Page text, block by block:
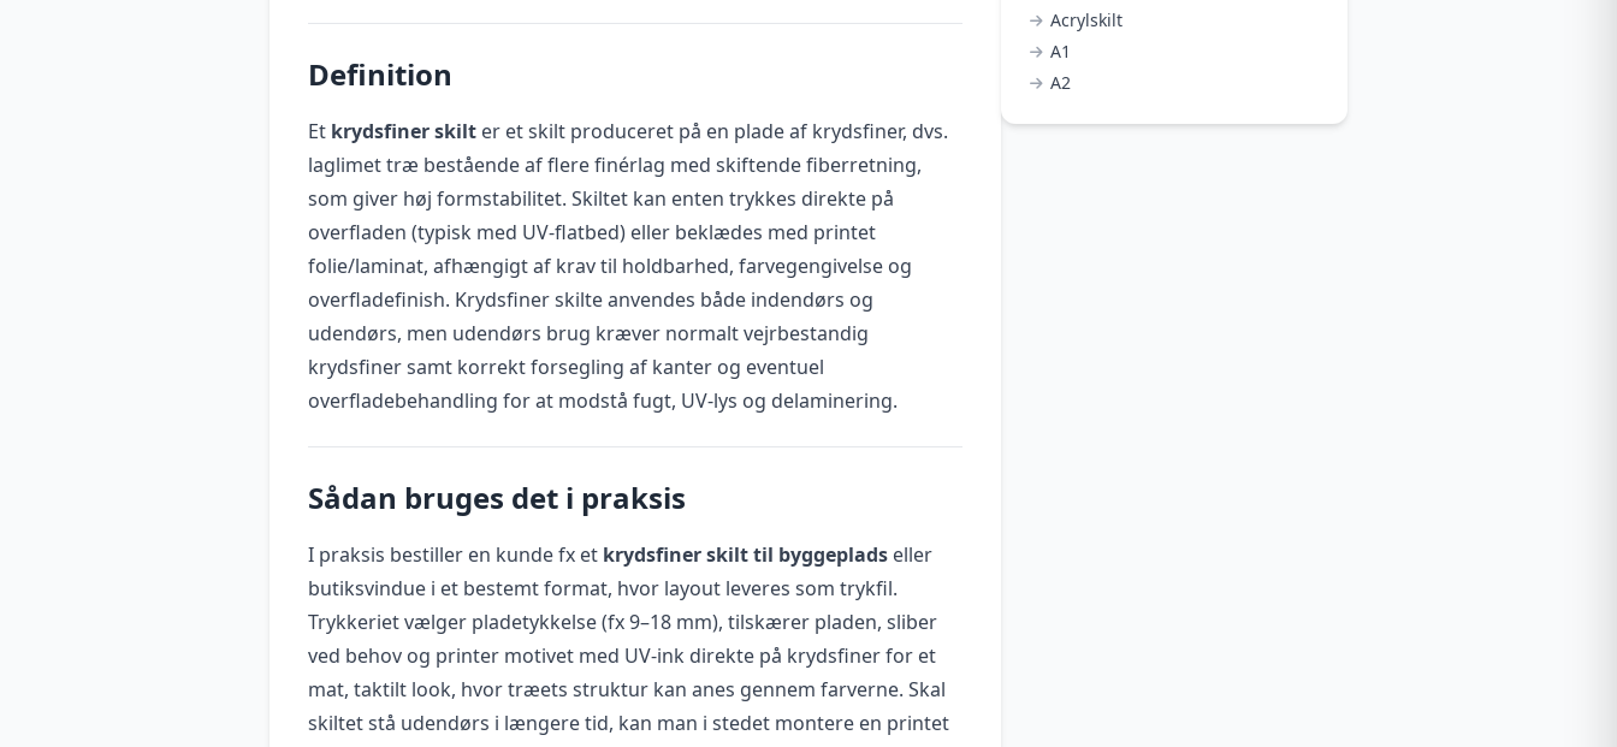
Definition
Et krydsfiner skilt er et skilt produceret på en plade af krydsfiner, dvs.
laglimet træ bestående af flere finérlag med skiftende fiberretning,
som giver høj formstabilitet. Skiltet kan enten trykkes direkte på
overfladen (typisk med UV-flatbed) eller beklædes med printet
folie/laminat, afhængigt af krav til holdbarhed, farvegengivelse og
overfladefinish. Krydsfiner skilte anvendes både indendørs og
udendørs, men udendørs brug kræver normalt vejrbestandig
krydsfiner samt korrekt forsegling af kanter og eventuel
overfladebehandling for at modstå fugt, UV-lys og delaminering.
Sådan bruges det i praksis
I praksis bestiller en kunde fx et krydsfiner skilt til byggeplads eller
butiksvindue i et bestemt format, hvor layout leveres som trykfil.
Trykkeriet vælger pladetykkelse (fx 9–18 mm), tilskærer pladen, sliber
ved behov og printer motivet med UV-ink direkte på krydsfiner for et
mat, taktilt look, hvor træets struktur kan anes gennem farverne. Skal
skiltet stå udendørs i længere tid, kan man i stedet montere en printet
Acrylskilt
A1
A2